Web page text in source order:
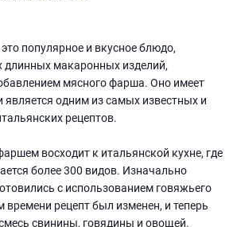
популярное и вкусное блюдо,
длинных макаронных изделий,
мясного фарша. Оно имеет
является одним из самых известных и
рецептов.
восходит к итальянской кухне, где
более 300 видов. Изначально
с использованием говяжьего
времени рецепт был изменен, и теперь
свинины, говядины и овощей.